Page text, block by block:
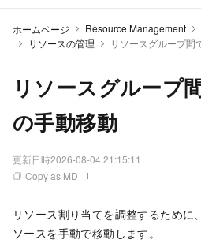
ホームページ Resource Management
リソースの管理
リソースグループ間
リソースグループ
の手動移動
更新日時2026-08-04 21:15:11
Copy as MD
リソース割り当てを調整するために
ソースを手動で移動します。